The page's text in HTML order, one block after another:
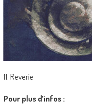
11. Reverie
Pour plus d’infos :